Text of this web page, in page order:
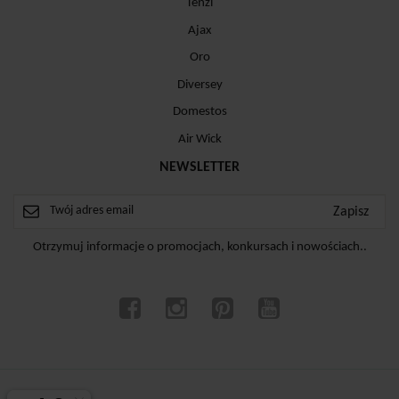
Tenzi
Ajax
Oro
Diversey
Domestos
Air Wick
NEWSLETTER
Otrzymuj informacje o promocjach, konkursach i nowościach..